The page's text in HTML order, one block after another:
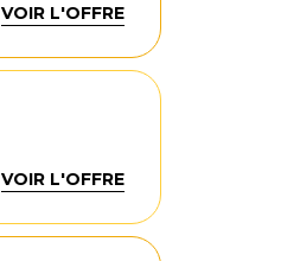
VOIR L'OFFRE
VOIR L'OFFRE